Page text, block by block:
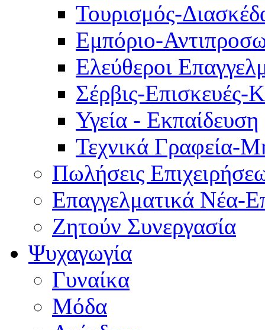
Τουρισμός-
Εμπόριο-
Ελεύθεροι
Σέρβις-Επισκευές-
Υγεία - Εκπαίδευση
Τεχνικά Γραφεία-
Πωλήσεις
Επαγγελματικά Νέα-
Ζητούν Συνεργασία
Ψυχαγωγία
Γυναίκα
Μόδα